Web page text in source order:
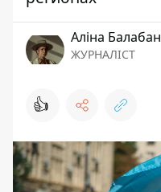
Аліна Балабан
ЖУРНАЛІСТ
👍